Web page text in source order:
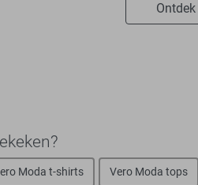
Moda t-shirts Vero Moda tops